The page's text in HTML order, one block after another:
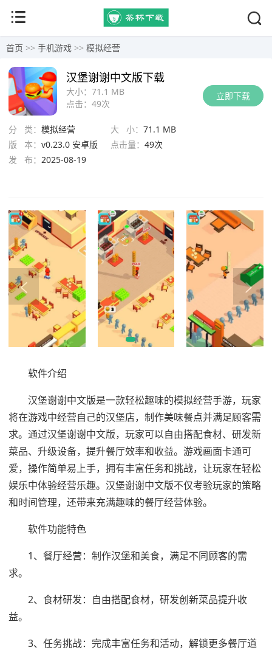
首页 >> 手机游戏 >> 模拟经营
立即下载
大小： 71.1 MB
点击： 49次
汉堡谢谢中文版下载
分 类： 模拟经营 大 小： 71.1 MB
版 本： v0.23.0 安卓版 点击量： 49次
发 布： 2025-08-19
软件介绍
汉堡谢谢中文版是一款轻松趣味的模拟经营手游，玩家
将在游戏中经营自己的汉堡店，制作美味餐点并满足顾客需
求。通过汉堡谢谢中文版，玩家可以自由搭配食材、研发新
菜品、升级设备，提升餐厅效率和收益。游戏画面卡通可
爱，操作简单易上手，拥有丰富任务和挑战，让玩家在轻松
娱乐中体验经营乐趣。汉堡谢谢中文版不仅考验玩家的策略
和时间管理，还带来充满趣味的餐厅经营体验。
软件功能特色
1、餐厅经营：制作汉堡和美食，满足不同顾客的需
求。
2、食材研发：自由搭配食材，研发创新菜品提升收
益。
3、任务挑战：完成丰富任务和活动，解锁更多餐厅道